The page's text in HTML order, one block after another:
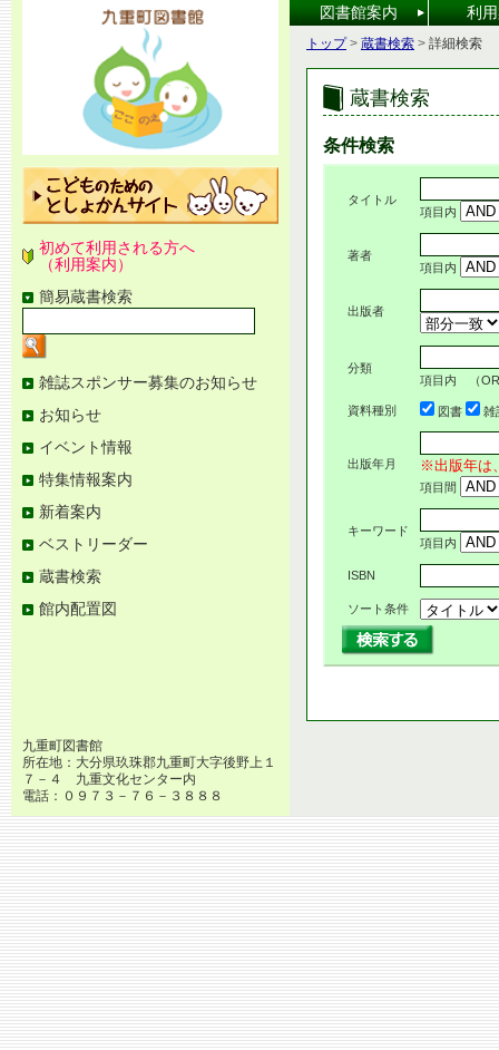
図書館案内
利
トップ> 蔵書検索 > 詳細検索
蔵書検索
条件検索
タイトル
項目内
著者
項目内
出版者
分類
項目内 （
資料種別 図書 雑
出版年月 ※出版年は
項目間
キーワード
項目内
ISBN
ソート条件
初めて利用される方へ
（利用案内）
簡易蔵書検索
索
キ
ワ
ド
入
図
館
ニ
ー
雑誌スポンサー募集のお知らせ
お知らせ
イベント情報
特集情報案内
新着案内
ベストリーダー
蔵書検索
館内配置図
九重町図書館
所在地：大分県玖珠郡九重町大字後野上１
７－４ 九重文化センター内
電話：０９７３－７６－３８８８